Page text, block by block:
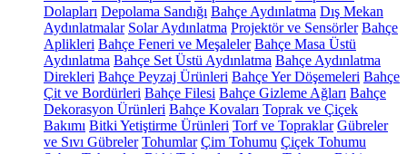
Dolapları Depolama Sandığı Bahçe Aydınlatma Dış Mekan
Aydınlatmalar Solar Aydınlatma Projektör ve Sensörler Bahçe
Aplikleri Bahçe Feneri ve Meşaleler Bahçe Masa Üstü
Aydınlatma Bahçe Set Üstü Aydınlatma Bahçe Aydınlatma
Direkleri Bahçe Peyzaj Ürünleri Bahçe Yer Döşemeleri Bahçe
Çit ve Bordürleri Bahçe Filesi Bahçe Gizleme Ağları Bahçe
Dekorasyon Ürünleri Bahçe Kovaları Toprak ve Çiçek
Bakımı Bitki Yetiştirme Ürünleri Torf ve Topraklar Gübreler
ve Sıvı Gübreler Tohumlar Çim Tohumu Çiçek Tohumu